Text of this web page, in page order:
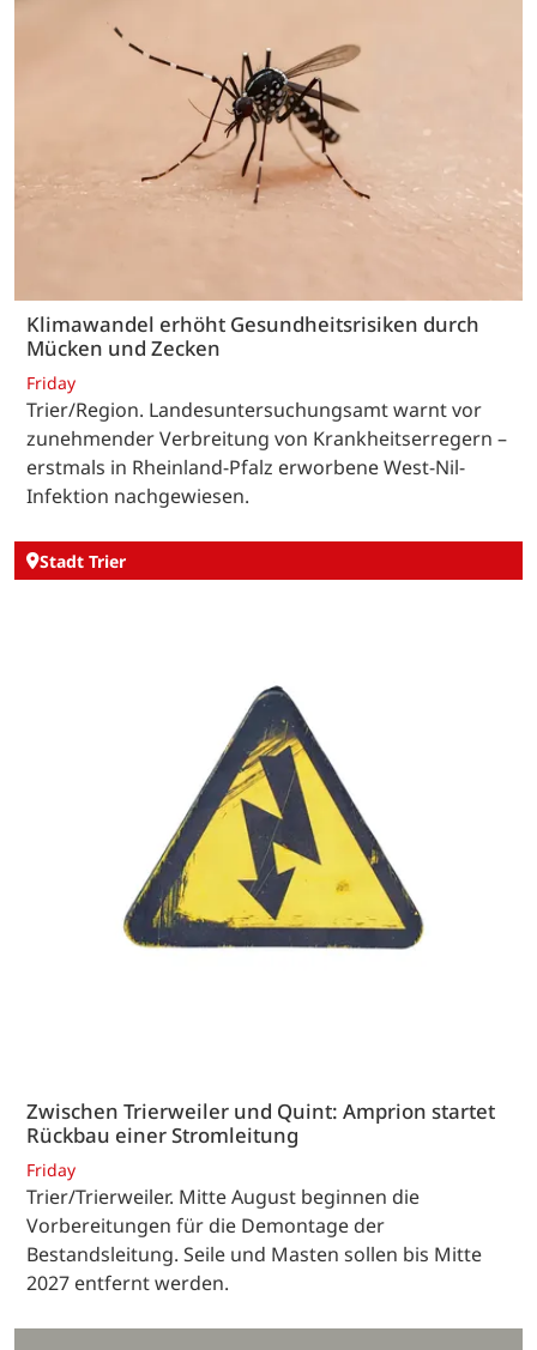
Klimawandel erhöht Gesundheitsrisiken durch
Mücken und Zecken
Friday
Trier/Region. Landesuntersuchungsamt warnt vor
zunehmender Verbreitung von Krankheitserregern –
erstmals in Rheinland-Pfalz erworbene West-Nil-
Infektion nachgewiesen.
Stadt Trier
Zwischen Trierweiler und Quint: Amprion startet
Rückbau einer Stromleitung
Friday
Trier/Trierweiler. Mitte August beginnen die
Vorbereitungen für die Demontage der
Bestandsleitung. Seile und Masten sollen bis Mitte
2027 entfernt werden.